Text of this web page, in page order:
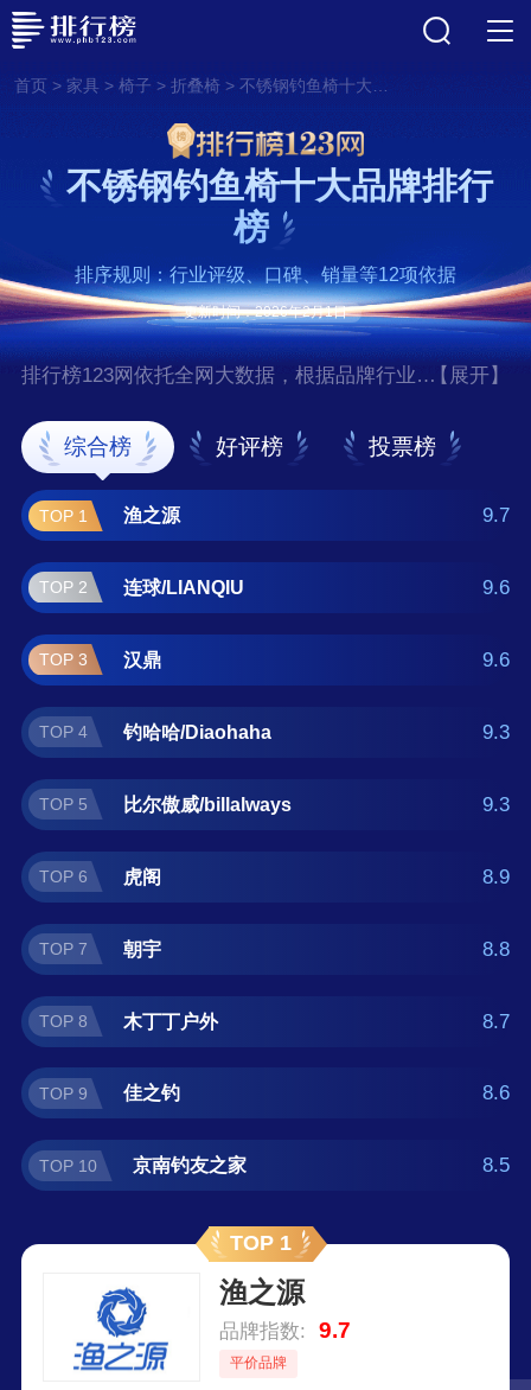
首页> 家具> 椅子 > 折叠椅> 不锈钢钓鱼椅十大品牌排行榜
不锈钢钓鱼椅十大品牌排行
榜
排序规则：行业评级、口碑、销量等12项依据
更新时间：2026年2月1日
排行榜123网依托全网大数据，根据品牌行业评
锈钢钓鱼椅十大品牌排行榜，前十名分别是渔
之源、连球/LIANQIU、汉鼎、钓哈
哈/Diaohaha、比尔傲威/billalways、虎阁、朝
宇、木丁丁户外、佳之钓、京南钓友之家 。如
果您正在查找不锈钢钓鱼椅什么牌子好？那么
本不锈钢钓鱼椅十大品牌榜单可供您作为选购
参考，我们致力于用最真实的数据提供不锈钢
钓鱼椅品牌推荐，让您选得放心。(榜单每月更
新一次)
【展开】
综合榜 好评榜 投票榜
TOP 1 渔之源 9.7
TOP 2 连球/LIANQIU 9.6
TOP 3 汉鼎 9.6
TOP 4 钓哈哈/Diaohaha 9.3
TOP 5 比尔傲威/billalways 9.3
TOP 6 虎阁 8.9
TOP 7 朝宇 8.8
TOP 8 木丁丁户外 8.7
TOP 9 佳之钓 8.6
TOP 10 京南钓友之家 8.5
TOP 1
渔之源
品牌指数: 9.7
平价品牌